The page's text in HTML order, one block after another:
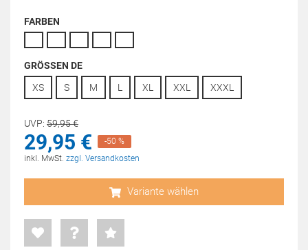
FARBEN
GRÖSSEN DE
XS
S M L XL XXL XXXL
UVP: 59,95€
29,95 €
-50 %
inkl. MwSt. zzgl. Versandkosten
Variante wählen